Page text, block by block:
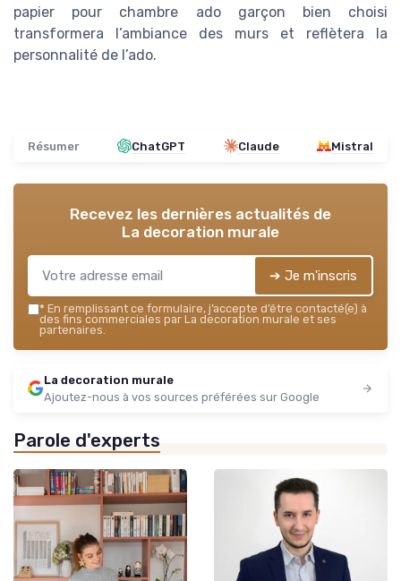
papier pour chambre ado garçon bien choisi
transformera l’ambiance des murs et reflètera la
personnalité de l’ado.
Résumer ChatGPT Claude Mistral
Recevez les dernières actualités de
La decoration murale
➔ Je m'inscris
* En remplissant ce formulaire, j’accepte d’être contacté(e) à
des fins commerciales par La decoration murale et ses
partenaires.
La decoration murale
Ajoutez-nous à vos sources préférées sur Google
Parole d'experts